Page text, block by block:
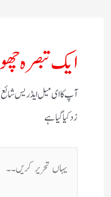
ایک تبصرہ
آپ کا ای میل ایڈریس شائع
زد کیا گیا ہے
یہاں
تحریر